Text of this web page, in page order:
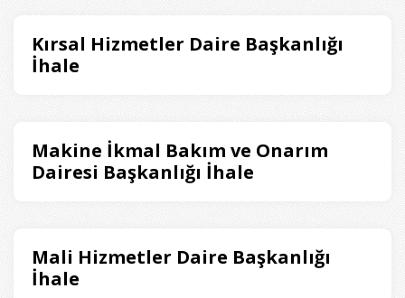
Kırsal Hizmetler Daire Başkanlığı
İhale
Makine İkmal Bakım ve Onarım
Dairesi Başkanlığı İhale
Mali Hizmetler Daire Başkanlığı
İhale